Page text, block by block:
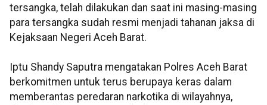
tersangka, telah dilakukan dan saat ini masing-masing
para tersangka sudah resmi menjadi tahanan jaksa di
Kejaksaan Negeri Aceh Barat.
Iptu Shandy Saputra mengatakan Polres Aceh Barat
berkomitmen untuk terus berupaya keras dalam
memberantas peredaran narkotika di wilayahnya,